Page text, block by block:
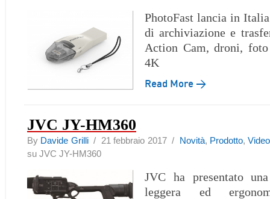
PhotoFast lancia in
di archiviazione e
Action Cam, droni,
4K
Read More →
JVC JY-HM360
By Davide Grilli/ 21 febbraio 2017 / Novità, Prodotto,Video
su JVC JY-HM360
JVC ha presentato
leggera ed